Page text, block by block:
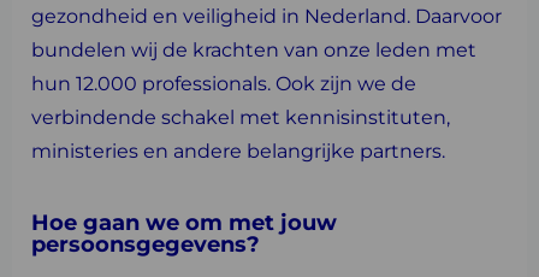
gezondheid en veiligheid in Nederland. Daarvoor
bundelen wij de krachten van onze leden met
hun 12.000 professionals. Ook zijn we de
verbindende schakel met kennisinstituten,
ministeries en andere belangrijke partners.
Hoe gaan we om met jouw
persoonsgegevens?